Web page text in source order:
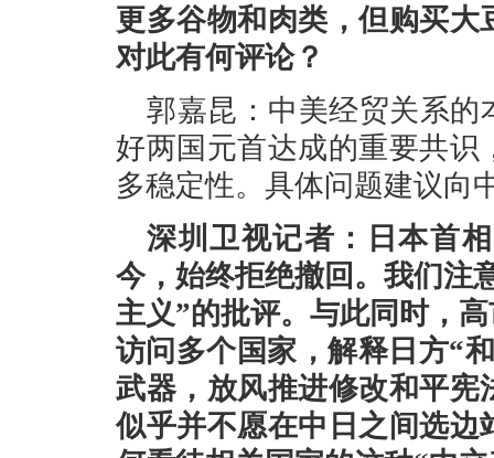
更多谷物和肉类，但购买
对此有何评论？
郭嘉昆：中美经贸关系的
好两国元首达成的重要共
多稳定性。具体问题建议向
深圳卫视记者：日本首
今，始终拒绝撤回。我们注
主义”的批评。与此同时，
访问多个国家，解释日方“
武器，放风推进修改和平
似乎并不愿在中日之间选